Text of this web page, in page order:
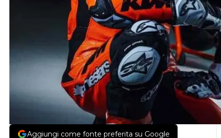
Aggiungi come fonte preferita su Google